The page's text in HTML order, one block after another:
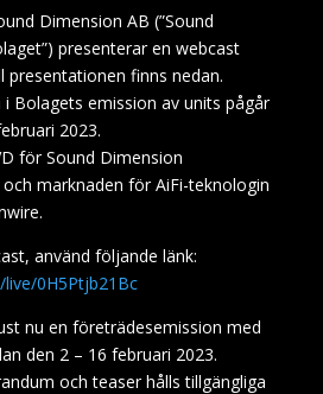
Dimension AB (”Sound
presenterar en webcast
presentationen finns nedan.
Bolagets emission av units pågår
2023.
för Sound Dimension
marknaden för AiFi-teknologin
använd följande länk:
0H5Ptjb21Bc
nu en företrädesemission med
den 2 – 16 februari 2023.
och teaser hålls tillgängliga